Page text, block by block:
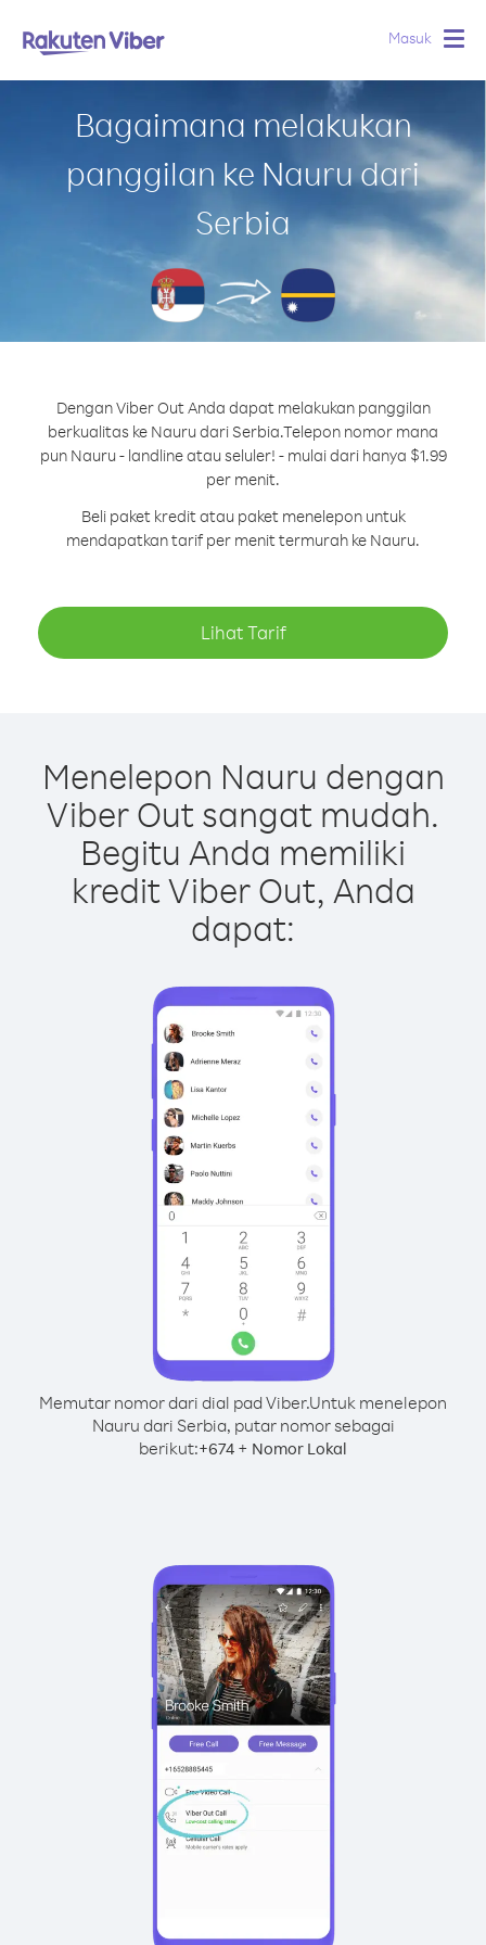
Masuk
Bagaimana melakukan
panggilan ke Nauru dari
Serbia
Dengan Viber Out Anda dapat melakukan panggilan
berkualitas ke Nauru dari Serbia.Telepon nomor mana
pun Nauru - landline atau seluler! - mulai dari hanya $1.99
per menit.
Beli paket kredit atau paket menelepon untuk
mendapatkan tarif per menit termurah ke Nauru.
Lihat Tarif
Menelepon Nauru dengan
Viber Out sangat mudah.
Begitu Anda memiliki
kredit Viber Out, Anda
dapat:
Memutar nomor dari dial pad Viber.Untuk menelepon
Nauru dari Serbia, putar nomor sebagai
berikut:+674 + Nomor Lokal